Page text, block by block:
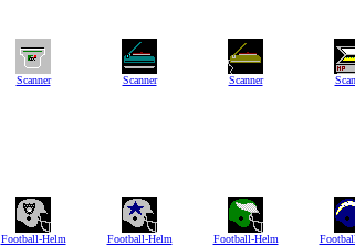
Scanner Scanner Scanner
Football-Helm Football-Helm Football-Helm